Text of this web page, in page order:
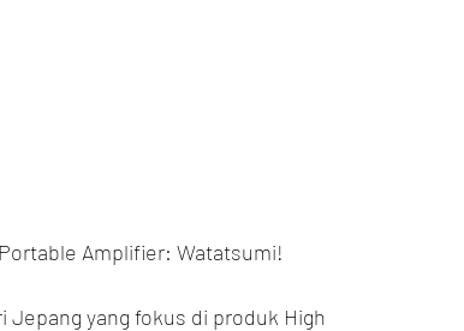
Amplifier: Watatsumi!
Jepang yang fokus di produk High